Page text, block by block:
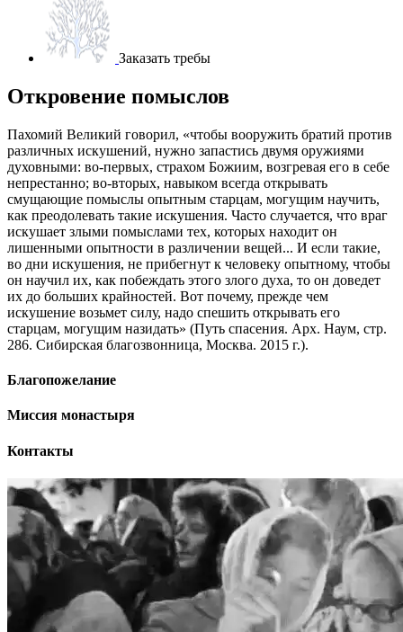
Заказать требы
Откровение помыслов
Пахомий Великий говорил, «чтобы вооружить братий против
различных искушений, нужно запастись двумя оружиями
духовными: во-первых, страхом Божиим, возгревая его в себе
непрестанно; во-вторых, навыком всегда открывать
смущающие помыслы опытным старцам, могущим научить,
как преодолевать такие искушения. Часто случается, что враг
искушает злыми помыслами тех, которых находит он
лишенными опытности в различении вещей... И если такие,
во дни искушения, не прибегнут к человеку опытному, чтобы
он научил их, как побеждать этого злого духа, то он доведет
их до больших крайностей. Вот почему, прежде чем
искушение возьмет силу, надо спешить открывать его
старцам, могущим назидать» (Путь спасения. Арх. Наум, стр.
286. Сибирская благозвонница, Москва. 2015 г.).
Благопожелание
Миссия монастыря
Контакты